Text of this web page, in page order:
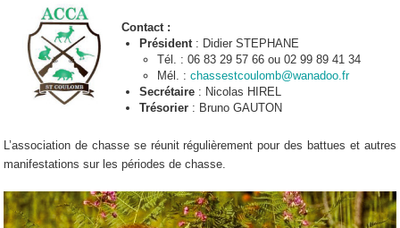
Contact :
Président : Didier STEPHANE
Tél. : 06 83 29 57 66 ou 02 99 89 41 34
Mél. :chassestcoulomb@wanadoo.fr
Secrétaire : Nicolas HIREL
Trésorier : Bruno GAUTON
L’association de chasse se réunit régulièrement pour des battues et autres
manifestations sur les périodes de chasse.